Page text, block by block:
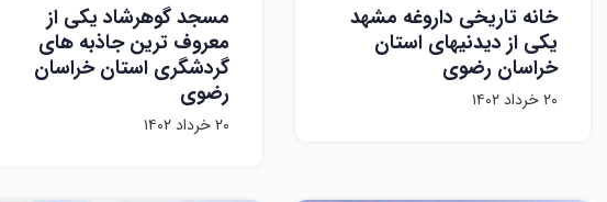
خانه تاریخی داروغه مشهد
یکی از دیدنیهای استان
خراسان رضوی
۲۰ خرداد ۱۴۰۲
مسجد گوهرشاد یکی از
معروف ترین جاذبه های
گردشگری استان خراسان
رضوی
۲۰ خرداد ۱۴۰۲